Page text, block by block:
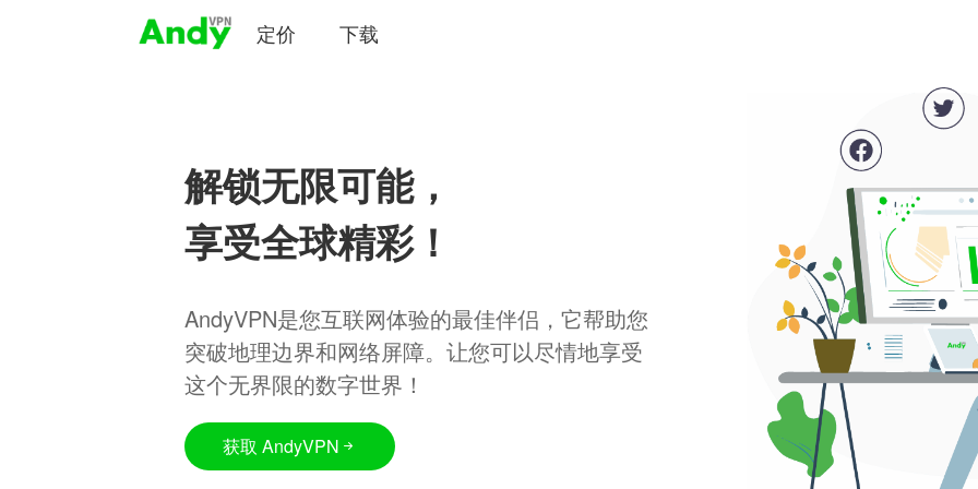
定价 下载
解锁无限可能，
享受全球精彩！
AndyVPN是您互联网体验的最佳伴侣，它帮助您
突破地理边界和网络屏障。让您可以尽情地享受
这个无界限的数字世界！
获取 AndyVPN